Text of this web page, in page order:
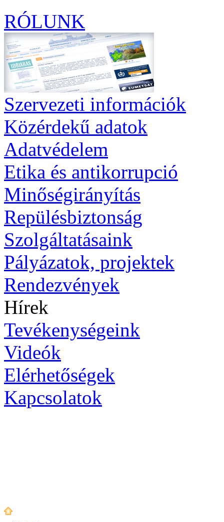
RÓLUNK
Szervezeti információk
Közérdekű adatok
Adatvédelem
Etika és antikorrupció
Minőségirányítás
Repülésbiztonság
Szolgáltatásaink
Pályázatok, projektek
Rendezvények
Hírek
Tevékenységeink
Videók
Elérhetőségek
Kapcsolatok